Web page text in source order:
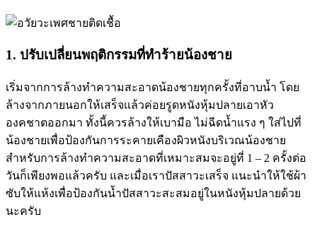
1. ปรับเปลี่ยนพฤติกรรมที่ทำร้ายน้องชาย
เริ่มจากการล้างทำความสะอาดน้องชายทุกครั้งที่อาบน้ำ โดย
ล้างจากภายนอกให้เสร็จแล้วค่อยรูดหนังหุ้มปลายเอาหัว
องคชาตออกมา ทั้งนี้ควรล้างให้เบามือ ไม่ฉีดน้ำแรง ๆ ใส่ไปที่
น้องชายเพื่อป้องกันการระคายเคืองผิวหนังบริเวณน้องชาย
สำหรับการล้างทำความสะอาดที่เหมาะสมจะอยู่ที่ 1 – 2 ครั้งต่อ
วันก็เพียงพอแล้วครับ และเมื่อเราปัสสาวะเสร็จ แนะนำให้ใช้ผ้า
ซับให้แห้งเพื่อป้องกันน้ำปัสสาวะสะสมอยู่ในหนังหุ้มปลายด้วย
นะครับ